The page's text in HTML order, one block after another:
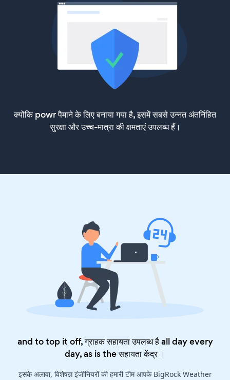
क्योंकि powr पैमाने के लिए बनाया गया है, इसमें सबसे उन्नत अंतर्निहित
सुरक्षा और उच्च-मात्रा की क्षमताएं उपलब्ध हैं।
and to top it off, ग्राहक सहायता उपलब्ध है all day every
day, as is theसहायता केंद्र।
इसके अलावा, विशेषज्ञ इंजीनियरों की हमारी टीम आपके BigRock Weather